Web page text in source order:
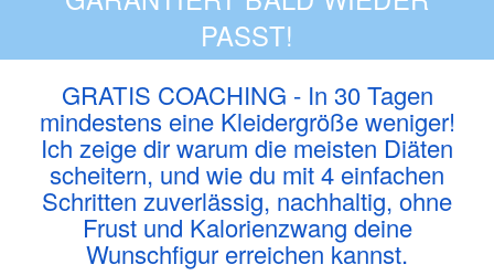
PASST!
GRATIS COACHING - In 30 Tagen
mindestens eine Kleidergröße weniger!
Ich zeige dir warum die meisten Diäten
scheitern, und wie du mit 4 einfachen
Schritten zuverlässig, nachhaltig, ohne
Frust und Kalorienzwang deine
Wunschfigur erreichen kannst.